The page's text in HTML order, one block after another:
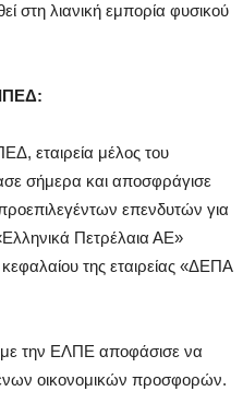
στη λιανική εμπορία φυσικού
εταιρεία μέλος του
σήμερα και αποσφράγισε
επενδυτών για
Πετρέλαια ΑΕ»
της εταιρείας «ΔΕΠΑ
την ΕΛΠΕ αποφάσισε να
οικονομικών προσφορών.